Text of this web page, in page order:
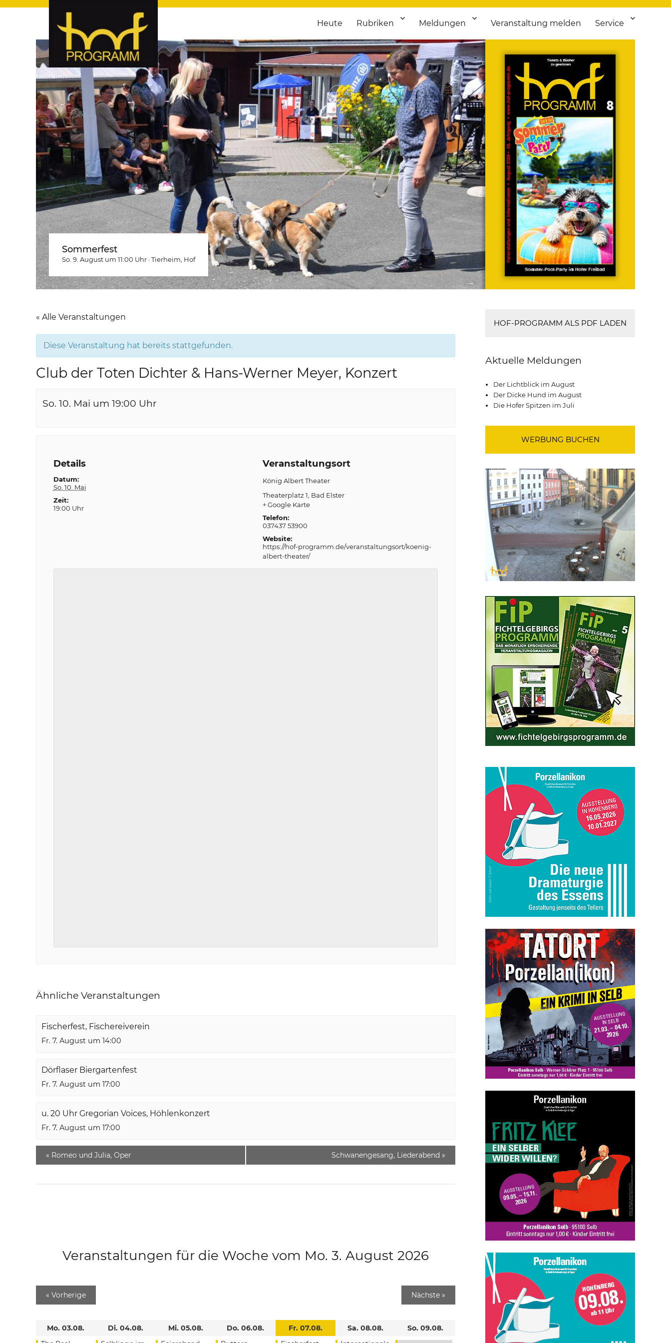
hof-programm – das Veranstaltungsportal für Hochfranken
hof-programm – das Veranstaltungsportal für Hof und Hochfranken. Täglich aktuelle Termine von Kultur bis Sport, von Theater bis Flohmarkt.
Heute Rubriken Meldungen Veranstaltung melden Service
Sommerfest
So. 9. August um 11:00 Uhr ·Tierheim , Hof
« Alle Veranstaltungen
Diese Veranstaltung hat bereits stattgefunden.
Club der Toten Dichter & Hans-Werner Meyer, Konzert
So. 10. Mai um 19:00 Uhr
Details
Datum:
So. 10. Mai
Zeit:
19:00 Uhr
Veranstaltungsort
König Albert Theater
Theaterplatz 1 Bad Elster
+ Google Karte
Telefon:
037437 53900
Website:
https://hof-programm.de/veranstaltungsort/koenig-
albert-theater/
Ähnliche Veranstaltungen
Fischerfest, Fischereiverein
Fr. 7. August um 14:00
Dörflaser Biergartenfest
Fr. 7. August um 17:00
u. 20 Uhr Gregorian Voices, Höhlenkonzert
Fr. 7. August um 17:00
« Romeo und Julia, Oper Schwanengesang, Liederabend »
Veranstaltungen für die Woche vom Mo. 3. August 2026
« Vorherige Nächste »
Mo. 03.08.
Di. 04.08.
Mi. 05.08.
Do. 06.08.
Fr. 07.08.
Sa. 08.08.
So. 09.08.
HOF-PROGRAMM ALS PDF LADEN
Aktuelle Meldungen
Der Lichtblick im August
Der Dicke Hund im August
Die Hofer Spitzen im Juli
WERBUNG BUCHEN